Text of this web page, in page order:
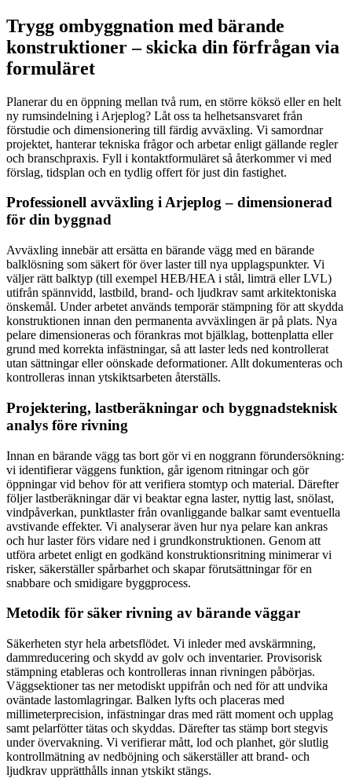
Trygg ombyggnation med bärande
konstruktioner – skicka din förfrågan via
formuläret
Planerar du en öppning mellan två rum, en större köksö eller en helt
ny rumsindelning i Arjeplog? Låt oss ta helhetsansvaret från
förstudie och dimensionering till färdig avväxling. Vi samordnar
projektet, hanterar tekniska frågor och arbetar enligt gällande regler
och branschpraxis. Fyll i kontaktformuläret så återkommer vi med
förslag, tidsplan och en tydlig offert för just din fastighet.
Professionell avväxling i Arjeplog – dimensionerad
för din byggnad
Avväxling innebär att ersätta en bärande vägg med en bärande
balklösning som säkert för över laster till nya upplagspunkter. Vi
väljer rätt balktyp (till exempel HEB/HEA i stål, limträ eller LVL)
utifrån spännvidd, lastbild, brand- och ljudkrav samt arkitektoniska
önskemål. Under arbetet används temporär stämpning för att skydda
konstruktionen innan den permanenta avväxlingen är på plats. Nya
pelare dimensioneras och förankras mot bjälklag, bottenplatta eller
grund med korrekta infästningar, så att laster leds ned kontrollerat
utan sättningar eller oönskade deformationer. Allt dokumenteras och
kontrolleras innan ytskiktsarbeten återställs.
Projektering, lastberäkningar och byggnadsteknisk
analys före rivning
Innan en bärande vägg tas bort gör vi en noggrann förundersökning:
vi identifierar väggens funktion, går igenom ritningar och gör
öppningar vid behov för att verifiera stomtyp och material. Därefter
följer lastberäkningar där vi beaktar egna laster, nyttig last, snölast,
vindpåverkan, punktlaster från ovanliggande balkar samt eventuella
avstivande effekter. Vi analyserar även hur nya pelare kan ankras
och hur laster förs vidare ned i grundkonstruktionen. Genom att
utföra arbetet enligt en godkänd konstruktionsritning minimerar vi
risker, säkerställer spårbarhet och skapar förutsättningar för en
snabbare och smidigare byggprocess.
Metodik för säker rivning av bärande väggar
Säkerheten styr hela arbetsflödet. Vi inleder med avskärmning,
dammreducering och skydd av golv och inventarier. Provisorisk
stämpning etableras och kontrolleras innan rivningen påbörjas.
Väggsektioner tas ner metodiskt uppifrån och ned för att undvika
oväntade lastomlagringar. Balken lyfts och placeras med
millimeterprecision, infästningar dras med rätt moment och upplag
samt pelarfötter tätas och skyddas. Därefter tas stämp bort stegvis
under övervakning. Vi verifierar mått, lod och planhet, gör slutlig
kontrollmätning av nedböjning och säkerställer att brand- och
ljudkrav upprätthålls innan ytskikt stängs.